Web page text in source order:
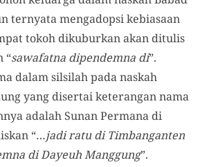
ternyata mengadopsi kebiasaan
tokoh dikuburkan akan ditulis
“sawafatna dipendemna di”.
dalam silsilah pada naskah
yang disertai keterangan nama
adalah Sunan Permana di
“…jadi ratu di Timbanganten
di Dayeuh Manggung”.